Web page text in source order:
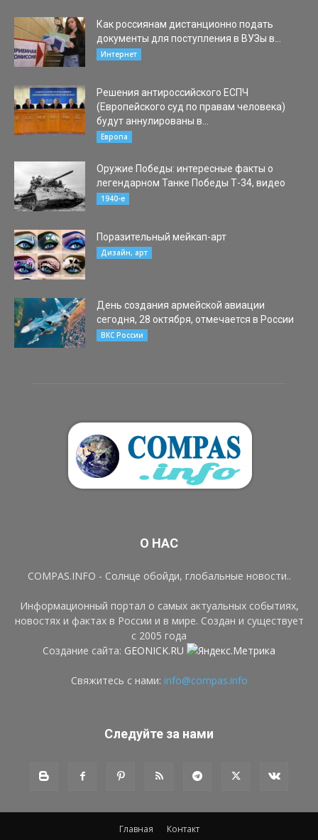
Как россиянам дистанционно подать
документы для поступления в ВУЗы в...
Интернет
Решения антироссийского ЕСПЧ
(Европейского суд по правам человека)
будут аннулированы в...
Европа
Оружие Победы: интересные факты о
легендарном Танке Победы Т-34, видео
1940-е
Поразительный мейкап-арт
Дизайн, арт
День создания армейской авиации
сегодня, 28 октября, отмечается в России
ВКС России
О НАС
COMPAS.INFO - Солнце обойди, глобальные новости..
Информационный портал о самых актуальных событиях,
новостях и фактах в России и в мире. Создан и существует
с 2005 года
Создание сайта: GEONICK.RU
Свяжитесь с нами: info@compas.info
Следуйте за нами
Главная Контакт